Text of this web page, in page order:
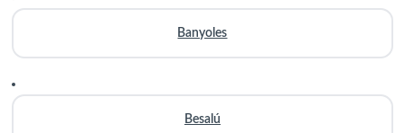
Banyoles
Besalú